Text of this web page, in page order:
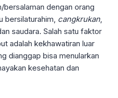
dengan orang
bersilaturahim, cangkrukan,
saudara. Salah satu faktor
adalah kekhawatiran luar
dianggap bisa menularkan
kesehatan dan